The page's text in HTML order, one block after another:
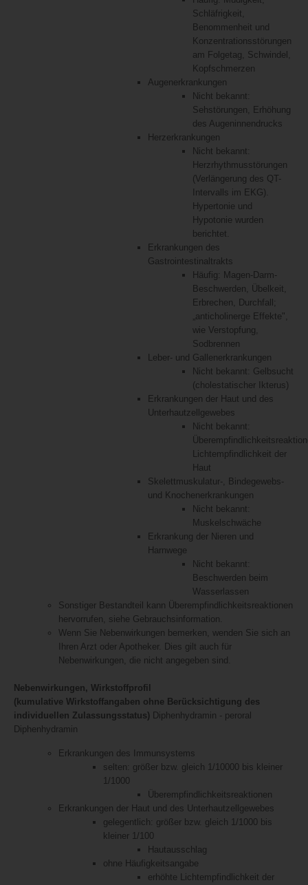
Schläfrigkeit,
Benommenheit und
Konzentrationsstörungen
am Folgetag, Schwindel,
Kopfschmerzen
Augenerkrankungen
Nicht bekannt:
Sehstörungen, Erhöhung
des Augeninnendrucks
Herzerkrankungen
Nicht bekannt:
Herzrhythmusstörungen
(Verlängerung des QT-
Intervalls im EKG).
Hypertonie und
Hypotonie wurden
berichtet.
Erkrankungen des
Gastrointestinaltrakts
Häufig: Magen-Darm-
Beschwerden, Übelkeit,
Erbrechen, Durchfall;
„anticholinerge Effekte",
wie Verstopfung,
Sodbrennen
Leber- und Gallenerkrankungen
Nicht bekannt: Gelbsucht
(cholestatischer Ikterus)
Erkrankungen der Haut und des
Unterhautzellgewebes
Nicht bekannt:
Lichtempfindlichkeit der
Haut
Skelettmuskulatur-, Bindegewebs-
und Knochenerkrankungen
Nicht bekannt:
Muskelschwäche
Erkrankung der Nieren und
Harnwege
Nicht bekannt:
Beschwerden beim
Wasserlassen
Sonstiger Bestandteil kann Überempfindlichkeitsreaktionen
hervorrufen, siehe Gebrauchsinformation.
Wenn Sie Nebenwirkungen bemerken, wenden Sie sich an
Ihren Arzt oder Apotheker. Dies gilt auch für
Nebenwirkungen, die nicht angegeben sind.
Nebenwirkungen, Wirkstoffprofil
(kumulative Wirkstoffangaben ohne Berücksichtigung des
individuellen Zulassungsstatus) Diphenhydramin - peroral
Diphenhydramin
Erkrankungen des Immunsystems
selten: größer bzw. gleich 1/10000 bis kleiner
1/1000
Überempfindlichkeitsreaktionen
Erkrankungen der Haut und des Unterhautzellgewebes
gelegentlich: größer bzw. gleich 1/1000 bis
kleiner 1/100
Hautausschlag
ohne Häufigkeitsangabe
erhöhte Lichtempfindlichkeit der